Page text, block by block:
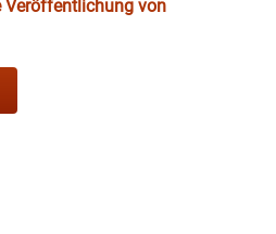
Veröffentlichung von